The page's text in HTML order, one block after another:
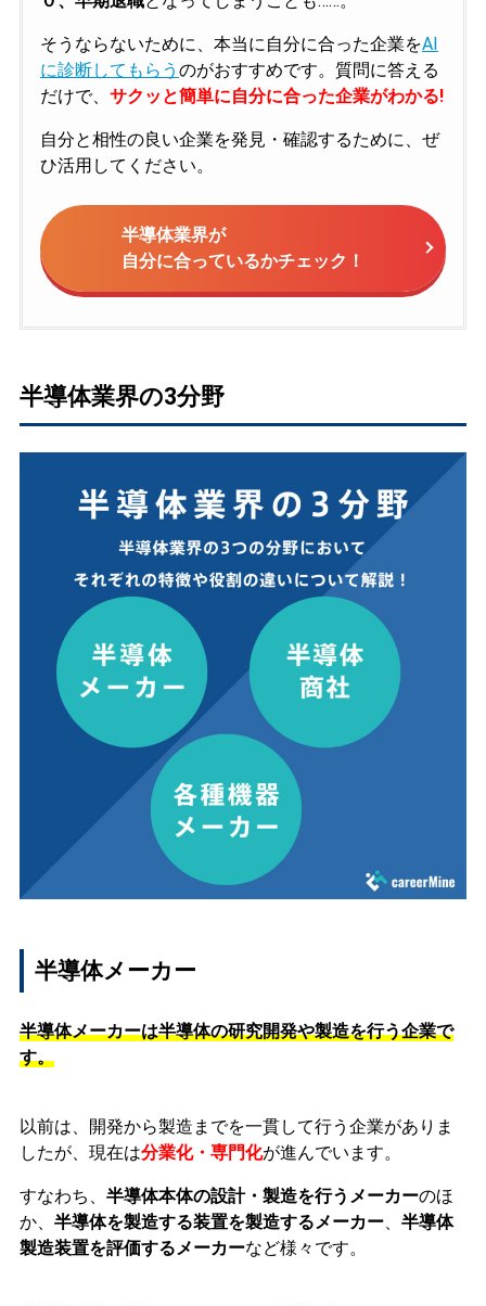
そうならないために、本当に自分に合った企業をAI
に診断してもらう のがおすすめです。質問に答える
だけで、 サクッと簡単に自分に合った企業がわかる!
自分と相性の良い企業を発見・確認するために、ぜ
ひ活用してください。
半導体業界が
自分に合っているかチェック！
半導体業界の3分野
半導体メーカー
半導体メーカーは半導体の研究開発や製造を行う企業で
す。
以前は、開発から製造までを一貫して行う企業がありま
したが、現在は分業化・専門化が進んでいます。
すなわち、 半導体本体の設計・製造を行うメーカーのほ
か、 半導体を製造する装置を製造するメーカー、 半導体
製造装置を評価するメーカーなど様々です。